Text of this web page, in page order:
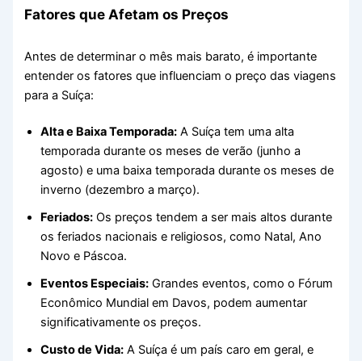
Fatores que Afetam os Preços
Antes de determinar o mês mais barato, é importante
entender os fatores que influenciam o preço das viagens
para a Suíça:
Alta e Baixa Temporada: A Suíça tem uma alta
temporada durante os meses de verão (junho a
agosto) e uma baixa temporada durante os meses de
inverno (dezembro a março).
Feriados: Os preços tendem a ser mais altos durante
os feriados nacionais e religiosos, como Natal, Ano
Novo e Páscoa.
Eventos Especiais: Grandes eventos, como o Fórum
Econômico Mundial em Davos, podem aumentar
significativamente os preços.
Custo de Vida: A Suíça é um país caro em geral, e